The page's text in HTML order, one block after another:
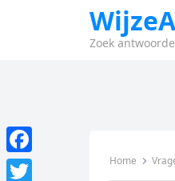
Zoek
Home
F